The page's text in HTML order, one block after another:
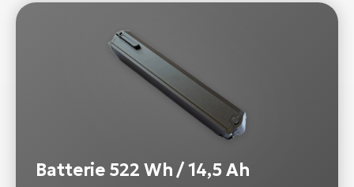
Batterie 522 Wh / 14,5 Ah